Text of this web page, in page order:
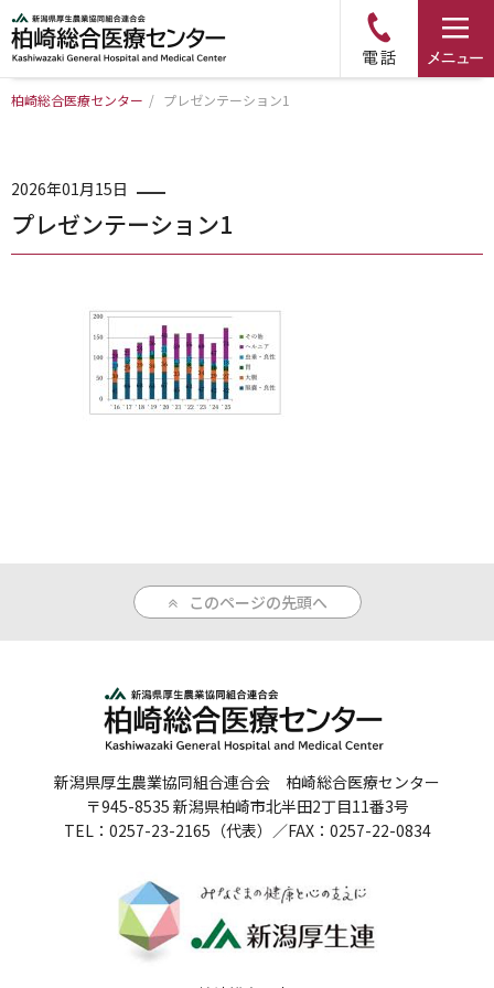
病院について
診療科・部門のご案内
アクセス
外来のご案内
病院指標
個人情報保護方針
反社会的勢力に対する基本方針
院内感染対策指針
サイトマップ
柏崎総合医療センター / プレゼンテーション1
2026年01月15日
プレゼンテーション1
このページの先頭へ
新潟県厚生農業協同組合連合会 柏崎総合医療センター
〒945-8535 新潟県柏崎市北半田2丁目11番3号
TEL：0257-23-2165（代表）／FAX：0257-22-0834